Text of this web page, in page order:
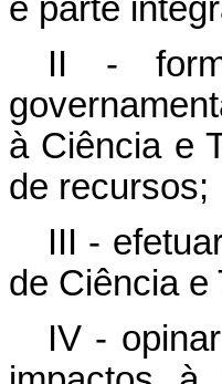
e parte
II -
à Ciência e
de recursos;
III -
de Ciência e
IV -